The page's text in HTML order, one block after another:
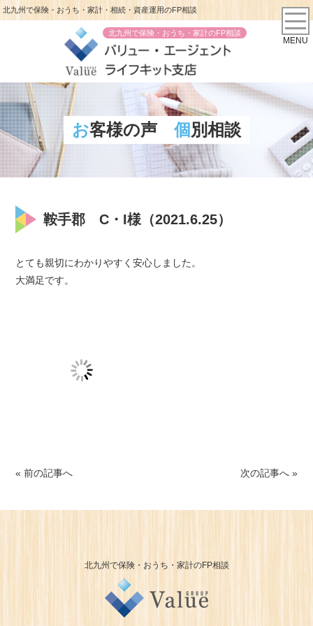
北九州で保険・おうち・家計・相続・資産運用のFP相談
北九州で保険・おうち・家計のFP相談
MENU
お客様の声 個別相談
鞍手郡 C・I様（2021.6.25）
とても親切にわかりやすく安心しました。
大満足です。
« 前の記事へ 次の記事へ »
北九州で保険・おうち・家計のFP相談